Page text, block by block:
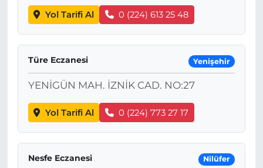
Yol Tarifi Al 0 (224) 613 25 48
Türe Eczanesi Yenişehir
YENİGÜN MAH. İZNİK CAD. NO:27
Yol Tarifi Al 0 (224) 773 27 17
Nesfe Eczanesi Nilüfer